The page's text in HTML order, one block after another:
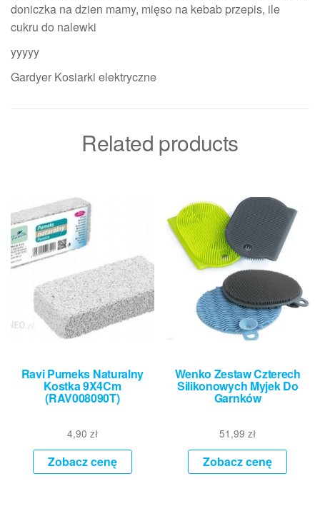
doniczka na dzien mamy, mięso na kebab przepis, ile
cukru do nalewki
yyyyy
Gardyer Kosiarki elektryczne
Related products
Ravi Pumeks Naturalny
Kostka 9X4Cm
(RAV008090T)
4,90 zł
Zobacz cenę
Wenko Zestaw Czterech
Silikonowych Myjek Do
Garnków
51,99zł
Zobacz cenę